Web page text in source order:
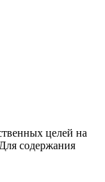
целей на
содержания